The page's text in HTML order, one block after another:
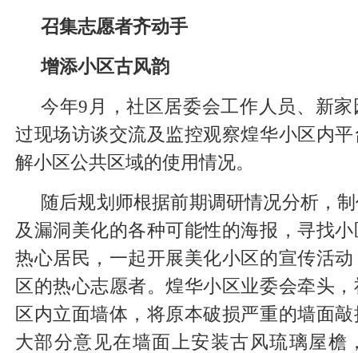
召集志愿者齐动手
增添小区古风韵
今年9月，社区居委会工作人员、新
过现场访谈交流及监控观察煌华小区内
解小区公共区域的使用情况。
随后规划师根据前期调研情况分析，
及漏洞美化的各种可能性的海报，寻找
热心居民，一起开展美化小区的宣传活
区的热心志愿者。煌华小区业委会牵头
区内立面墙体，将原本破损严重的墙面
大部分意见在墙面上安装古风琉璃屋檐